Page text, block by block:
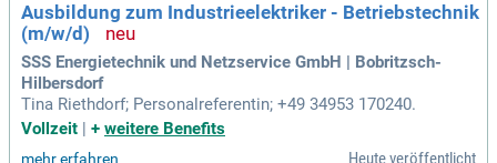
Ausbildung zum Industrieelektriker - Betriebstechnik
(m/w/d)
SSS Energietechnik und Netzservice GmbH | Bobritzsch-
Hilbersdorf
Tina Riethdorf; Personalreferentin; +49 34953 170240.
Vollzeit | + weitere Benefits
mehr erfahren Heute veröffentlicht